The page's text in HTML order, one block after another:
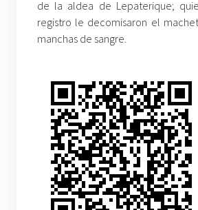
de la aldea de Lepaterique;
registro le decomisaron el
manchas de sangre.